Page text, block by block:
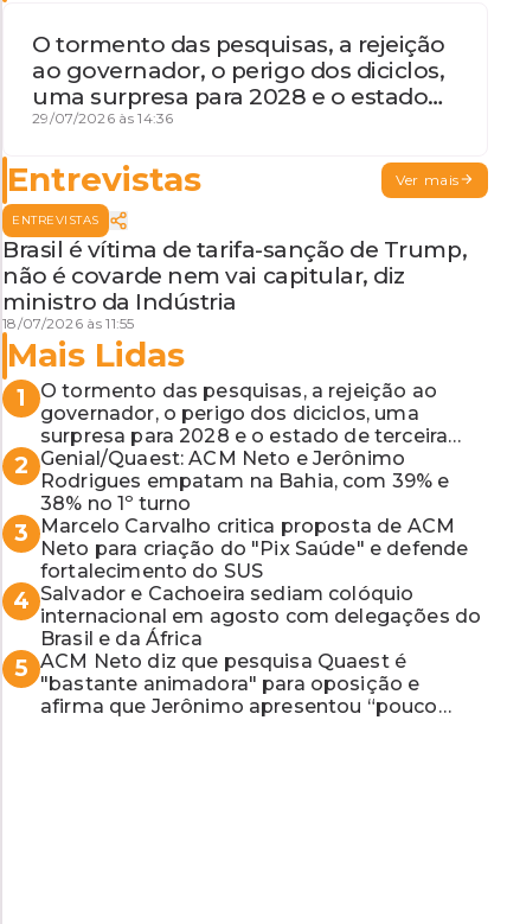
O tormento das pesquisas, a rejeição
ao governador, o perigo dos diciclos,
uma surpresa para 2028 e o estado
de terceira guerra mundial
29/07/2026 às 14:36
Entrevistas Ver mais
ENTREVISTAS
Brasil é vítima de tarifa-sanção de Trump,
não é covarde nem vai capitular, diz
ministro da Indústria
18/07/2026 às 11:55
Mais Lidas
1
O tormento das pesquisas, a rejeição ao
governador, o perigo dos diciclos, uma
surpresa para 2028 e o estado de terceira
guerra mundial
2
Genial/Quaest: ACM Neto e Jerônimo
Rodrigues empatam na Bahia, com 39% e
38% no 1º turno
3
Marcelo Carvalho critica proposta de ACM
Neto para criação do "Pix Saúde" e defende
fortalecimento do SUS
4 Salvador e Cachoeira sediam colóquio
internacional em agosto com delegações do
Brasil e da África
5 ACM Neto diz que pesquisa Quaest é
"bastante animadora" para oposição e
afirma que Jerônimo apresentou “pouco